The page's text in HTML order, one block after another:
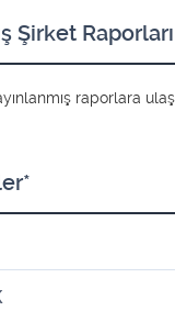
Şirket Raporları
raporlara